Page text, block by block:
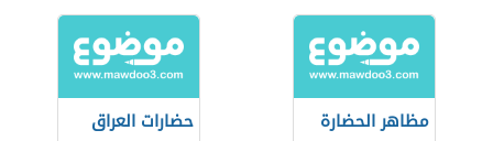
مظاهر الحضارة
حضارات العراق